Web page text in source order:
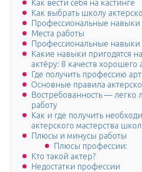
Как вести себя на кастинге
Как выбрать школу
Профессиональные навыки
Места работы
Профессиональные навыки
Какие навыки пригодятся
актёру: 8 качеств хорошего
Где получить профессию
Основные правила
Востребованность — легко
работу
Как и где получить
актерского мастерства
Плюсы и минусы работы
Плюсы профессии:
Кто такой актер?
Недостатки профессии